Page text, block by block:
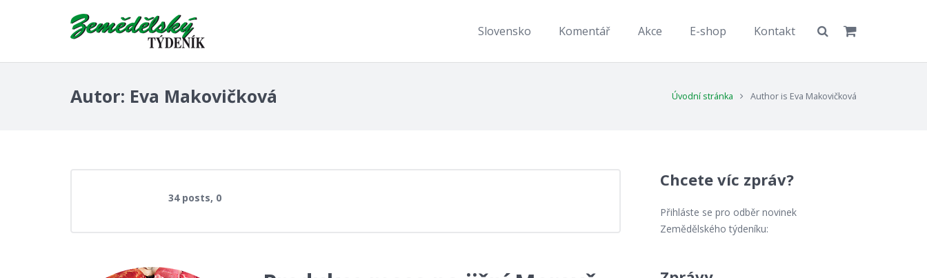
Slovensko Komentář Akce E-shop Kontakt
Autor: Eva Makovičková Úvodní stránka Author is Eva Makovičková
34 posts, 0komentářů
Chcete víc zpráv?
Přihláste se pro odběr novinek
Zemědělského týdeníku: